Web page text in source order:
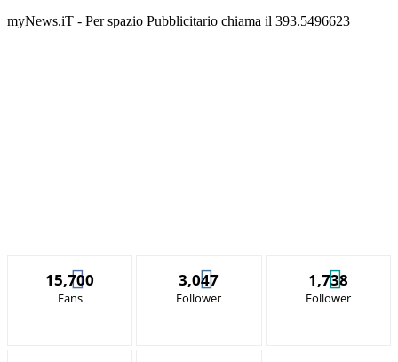
myNews.iT - Per spazio Pubblicitario chiama il 393.5496623
15,700
Fans
3,047
Follower
1,738
Follower